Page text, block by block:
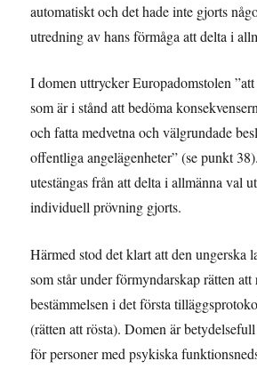
automatiskt och det hade inte gjorts
utredning av hans förmåga att delta i
I domen uttrycker Europadomstolen
som är i stånd att bedöma
och fatta medvetna och välgrundade
offentliga angelägenheter” (se punkt
utestängas från att delta i allmänna val
individuell prövning gjorts.
Härmed stod det klart att den ungerska
som står under förmyndarskap rätten att
bestämmelsen i det första
(rätten att rösta). Domen är
för personer med psykiska